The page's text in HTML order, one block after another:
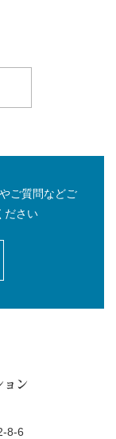
ご質問などご
ださい
ン
8-6